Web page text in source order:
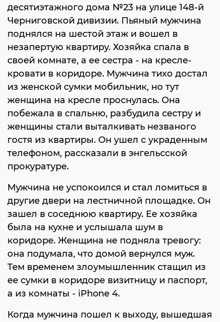
десятиэтажного дома №23 на улице 148-й
Черниговской дивизии. Пьяный мужчина
поднялся на шестой этаж и вошел в
незапертую квартиру. Хозяйка спала в
своей комнате, а ее сестра - на кресле-
кровати в коридоре. Мужчина тихо достал
из женской сумки мобильник, но тут
женщина на кресле проснулась. Она
побежала в спальню, разбудила сестру и
женщины стали выталкивать незваного
гостя из квартиры. Он ушел с украденным
телефоном, рассказали в энгельсской
прокуратуре.
Мужчина не успокоился и стал ломиться в
другие двери на лестничной площадке. Он
зашел в соседнюю квартиру. Ее хозяйка
была на кухне и услышала шум в
коридоре. Женщина не подняла тревогу:
она подумала, что домой вернулся муж.
Тем временем злоумышленник стащил из
ее сумки в коридоре визитницу и паспорт,
а из комнаты - iPhone 4.
Когда мужчина пошел к выходу, вышедшая